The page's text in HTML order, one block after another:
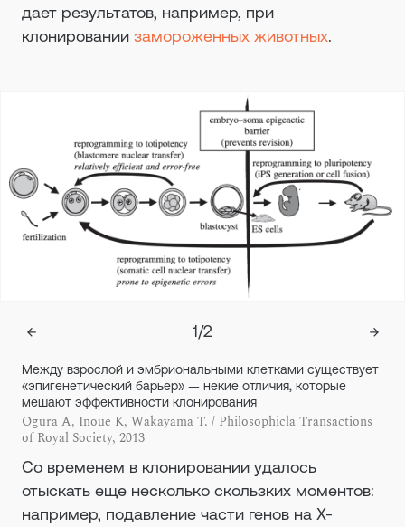
дает результатов, например, при
клонировании замороженных животных.
Между взрослой и эмбриональными клетками существует
«эпигенетический барьер» — некие отличия, которые
мешают эффективности клонирования
1/2
Ogura A, Inoue K, Wakayama T. / Philosophicla Transactions
of Royal Society, 2013
Со временем в клонировании удалось
отыскать еще несколько скользких моментов:
например, подавление части генов на X-